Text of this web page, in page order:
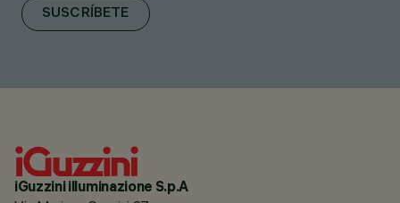
SUSCRÍBETE
iGuzzini illuminazione S.p.A